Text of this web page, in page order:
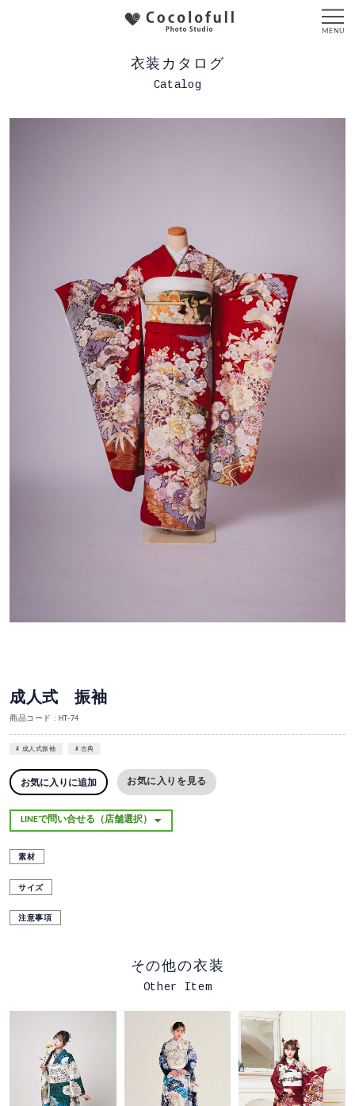
衣装カタログ
Catalog
成人式 振袖
商品コード : HT-74
成人式振袖 古典
お気に入りに追加 お気に入りを見る
素材
サイズ
注意事項
その他の衣装
Other Item